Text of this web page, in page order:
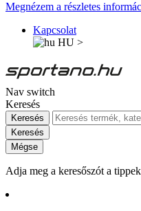
Megnézem a részletes
Kapcsolat
HU >
Nav switch
Keresés
Keresés
Keresés
Mégse
Adja meg a keresőszót a